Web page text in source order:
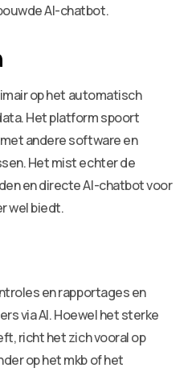
AI-chatbot.
op het automatisch
Het platform spoort
andere software en
Het mist echter de
en directe AI-chatbot voor
wel biedt.
en rapportages en
via AI. Hoewel het sterke
richt het zich vooral op
op het mkb of het